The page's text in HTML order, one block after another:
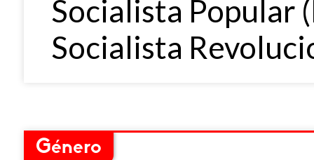
Socialista Popular
Socialista
Género